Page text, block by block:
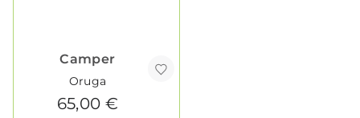
Camper
Oruga
65,00 €